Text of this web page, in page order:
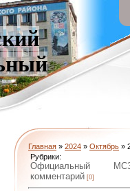
Главная » 2024 » Октябрь »
Рубрики:
Официальный
комментарий [0]